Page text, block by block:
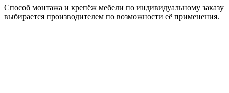
Способ монтажа и крепёж мебели по индивидуальному заказу
выбирается производителем по возможности её применения.